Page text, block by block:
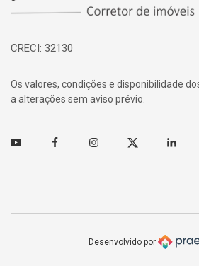
CRECI: 32130
Os valores, condições e disponibilidade
a alterações sem aviso prévio.
Youtube FacebookInstagramTwitter Linkedin
Desenvolvido por